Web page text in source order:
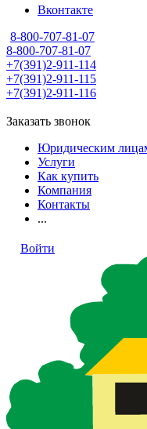
Вконтакте
8-800-707-81-07
8-800-707-81-07
+7(391)2-911-114
+7(391)2-911-115
+7(391)2-911-116
Заказать звонок
Юридическим
Услуги
Как купить
Компания
Контакты
...
Войти